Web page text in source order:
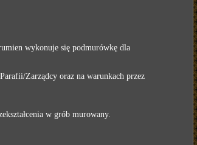
wykonuje się podmurówkę dla
Zarządcy oraz na warunkach przez
w grób murowany.